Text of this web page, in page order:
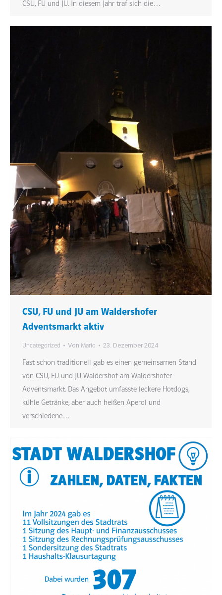
CSU, FU und JU. In diesem Jahr traf sich die…
CSU, FU und JU am Waldershofer
Adventsmarkt aktiv
Uncategorized Von Mario 23. Dezember 2024
Fast schon traditionell gab es einen gemeinsamen Stand
von CSU, FU und JU Waldershof am Waldershofer
Adventsmarkt. Das Angebot umfasste leckere Hotdogs,
kühle Getränke, aber auch heißen Aperol und
verschiedene…